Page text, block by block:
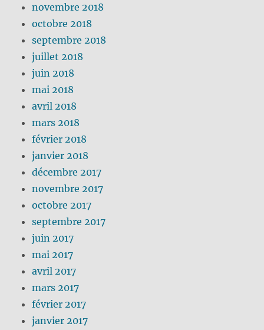
novembre 2018
octobre 2018
septembre 2018
juillet 2018
juin 2018
mai 2018
avril 2018
mars 2018
février 2018
janvier 2018
décembre 2017
novembre 2017
octobre 2017
septembre 2017
juin 2017
mai 2017
avril 2017
mars 2017
février 2017
janvier 2017